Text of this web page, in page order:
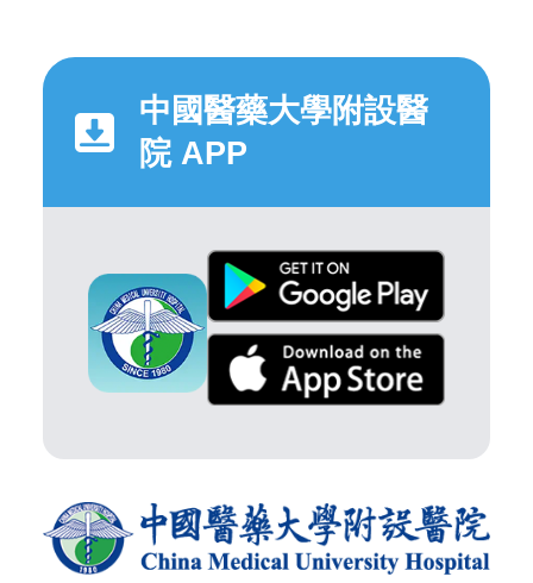
中國醫藥大學附設醫
院 APP